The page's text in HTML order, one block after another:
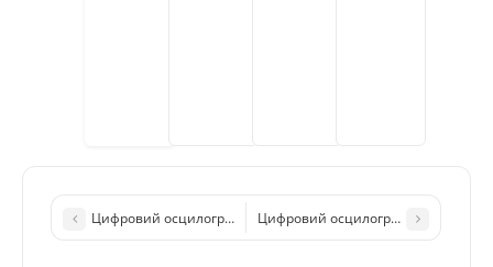
Цифровий осцилограф Hantek 6022BE (20MHz, 48MSa/s, 2CH,
Цифровий осцилограф FNIRSI DSO-